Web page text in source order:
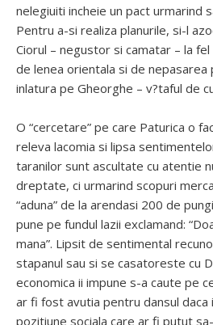
nelegiuiti incheie un pact urmarind
Pentru a-si realiza planurile, si-l
Ciorul – negustor si camatar – la
de lenea orientala si de nepasarea
inlatura pe Gheorghe – v?taful de
O “cercetare” pe care Paturica o
releva lacomia si lipsa
taranilor sunt ascultate cu atentie
dreptate, ci urmarind scopuri
“aduna” de la arendasi 200 de
pune pe fundul lazii exclamand:
mana”. Lipsit de sentimental
stapanul sau si se casatoreste cu
economica ii impune s-a caute pe
ar fi fost avutia pentru dansul daca
pozitiune sociala care ar fi putut